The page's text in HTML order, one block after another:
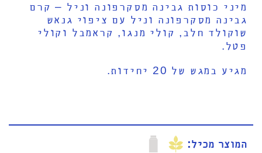
מיני כוסות גבינה מסקרפונה וניל – קרם
גבינה מסקרפונה וניל עם ציפוי גנאש
שוקולד חלב, קולי מנגו, קראמבל וקולי
פטל.
מגיע במגש של 20 יחידות.
המוצר מכיל